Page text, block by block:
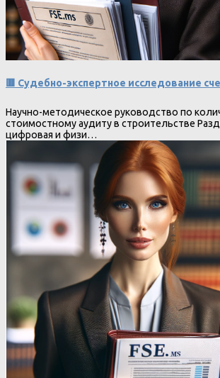
🟥 Судебно-экспертное исследование
Научно-методическое руководство по
стоимостному аудиту в строительстве
цифровая и физи…